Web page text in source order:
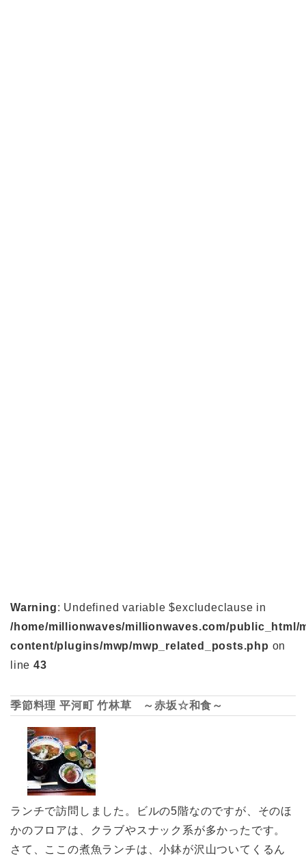
Warning: Undefined variable $excludeclause in
/home/millionwaves/millionwaves.com/public_html/
content/plugins/mwp/mwp_related_posts.php on
line 43
季節料理 平河町 竹林草 ～赤坂☆和食～
ランチで訪問しました。ビルの5階なのですが、そのほ
かのフロアは、クラブやスナック系が多かったです。
さて、ここの煮魚ランチは、小鉢が沢山ついてくるん